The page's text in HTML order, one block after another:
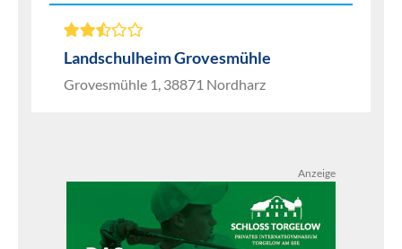
Landschulheim Grovesmühle
Grovesmühle 1, 38871 Nordharz
Anzeige